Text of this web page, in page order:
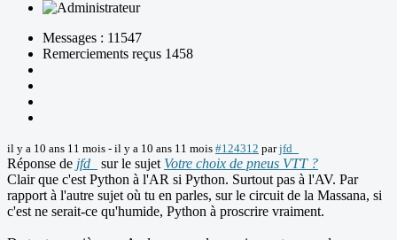
Messages : 11547
Remerciements reçus 1458
il y a 10 ans 11 mois - il y a 10 ans 11 mois #124312 parjfd_
Réponse de jfd_ sur le sujet Votre choix de pneus VTT ?
Clair que c'est Python à l'AR si Python. Surtout pas à l'AV. Par
rapport à l'autre sujet où tu en parles, sur le circuit de la Massana, si
c'est ne serait-ce qu'humide, Python à proscrire vraiment.